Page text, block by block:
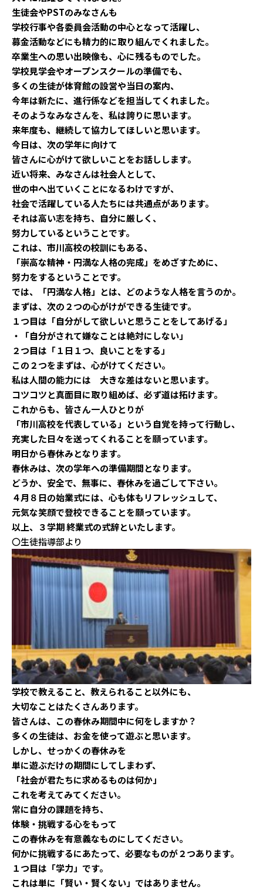
生徒会やPSTのみなさんも
学校行事や各委員会活動の中心となって活躍し、
募金活動などにも精力的に取り組んでくれました。
卒業生への思い出映像も、心に残るものでした。
学校見学会やオープンスクールの準備でも、
多くの生徒が体育館の設営や当日の案内、
今年は新たに、進行係などを担当してくれました。
そのようなみなさんを、私は誇りに思います。
来年度も、継続して協力してほしいと思います。
今日は、次の学年に向けて
皆さんに心がけて欲しいことをお話しします。
近い将来、みなさんは社会人として、
世の中へ出ていくことになるわけですが、
社会で活躍している人たちには共通点があります。
それは高い志を持ち、自分に厳しく、
努力しているということです。
これは、市川高校の校訓にもある、
「崇高な精神・円満な人格の完成」をめざすために、
努力をするということです。
では、「円満な人格」とは、どのような人格を言うのか。
まずは、次の２つの心がけができる生徒です。
１つ目は「自分がして欲しいと思うことをしてあげる」
・「自分がされて嫌なことは絶対にしない」
２つ目は「１日１つ、良いことをする」
この２つをまずは、心がけてください。
私は人間の能力には 大きな差はないと思います。
コツコツと真面目に取り組めば、必ず道は拓けます。
これからも、皆さん一人ひとりが
「市川高校を代表している」という自覚を持って行動し、
充実した日々を送ってくれることを願っています。
明日から春休みとなります。
春休みは、次の学年への準備期間となります。
どうか、安全で、無事に、春休みを過ごして下さい。
４月８日の始業式には、心も体もリフレッシュして、
元気な笑顔で登校できることを願っています。
以上、３学期 終業式の式辞といたします。
〇生徒指導部より
学校で教えること、教えられること以外にも、
大切なことはたくさんあります。
皆さんは、この春休み期間中に何をしますか？
多くの生徒は、お金を使って遊ぶと思います。
しかし、せっかくの春休みを
単に遊ぶだけの期間にしてしまわず、
「社会が君たちに求めるものは何か」
これを考えてみてください。
常に自分の課題を持ち、
体験・挑戦する心をもって
この春休みを有意義なものにしてください。
何かに挑戦するにあたって、必要なものが２つあります。
１つ目は「学力」です。
これは単に「賢い・賢くない」ではありません。